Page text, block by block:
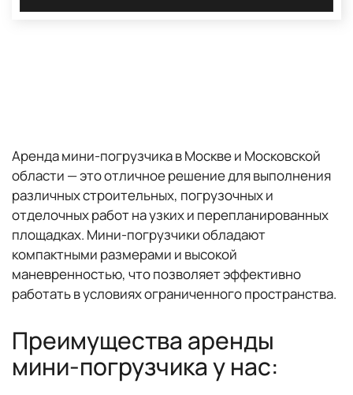
Аренда мини-погрузчика в Москве и Московской
области — это отличное решение для выполнения
различных строительных, погрузочных и
отделочных работ на узких и перепланированных
площадках. Мини-погрузчики обладают
компактными размерами и высокой
маневренностью, что позволяет эффективно
работать в условиях ограниченного пространства.
Преимущества аренды
мини-погрузчика у нас: